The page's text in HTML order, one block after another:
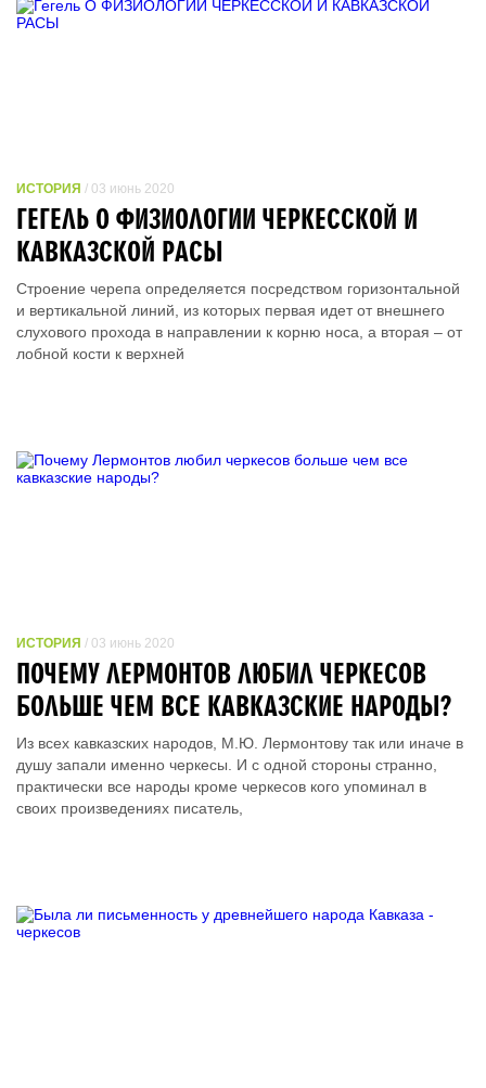
ИСТОРИЯ / 03 июнь 2020
ГЕГЕЛЬ О ФИЗИОЛОГИИ ЧЕРКЕССКОЙ И
КАВКАЗСКОЙ РАСЫ
Строение черепа определяется посредством горизонтальной
и вертикальной линий, из которых первая идет от внешнего
слухового прохода в направлении к корню носа, а вторая – от
лобной кости к верхней
ИСТОРИЯ / 03 июнь 2020
ПОЧЕМУ ЛЕРМОНТОВ ЛЮБИЛ ЧЕРКЕСОВ
БОЛЬШЕ ЧЕМ ВСЕ КАВКАЗСКИЕ НАРОДЫ?
Из всех кавказских народов, М.Ю. Лермонтову так или иначе в
душу запали именно черкесы. И с одной стороны странно,
практически все народы кроме черкесов кого упоминал в
своих произведениях писатель,